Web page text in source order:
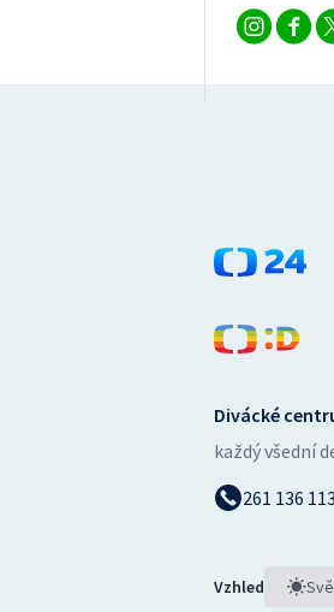
Divácké
každý všední
261 136 113
Vzhled